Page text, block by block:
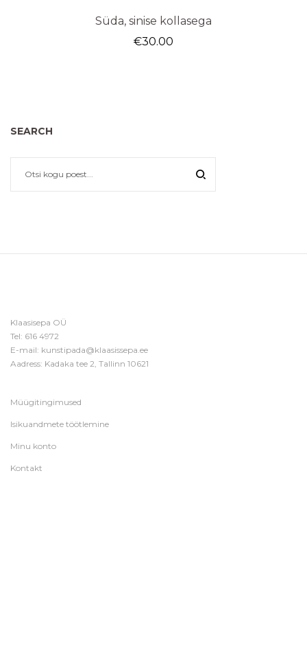
Süda, sinise kollasega
€30.00
SEARCH
Klaasisepa OÜ
Tel: 616 4972
E-mail: kunstipada@klaasissepa.ee
Aadress: Kadaka tee 2, Tallinn 10621
Müügitingimused
Isikuandmete töötlemine
Minu konto
Kontakt